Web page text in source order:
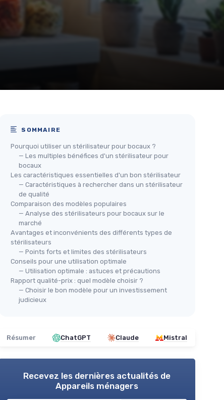
SOMMAIRE
Pourquoi utiliser un stérilisateur pour bocaux ?
— Les multiples bénéfices d'un stérilisateur pour
bocaux
Les caractéristiques essentielles d'un bon stérilisateur
— Caractéristiques à rechercher dans un stérilisateur
de qualité
Comparaison des modèles populaires
— Analyse des stérilisateurs pour bocaux sur le
marché
Avantages et inconvénients des différents types de
stérilisateurs
— Points forts et limites des stérilisateurs
Conseils pour une utilisation optimale
— Utilisation optimale : astuces et précautions
Rapport qualité-prix : quel modèle choisir ?
— Choisir le bon modèle pour un investissement
judicieux
Résumer ChatGPT Claude Mistral
Recevez les dernières actualités de
Appareils ménagers